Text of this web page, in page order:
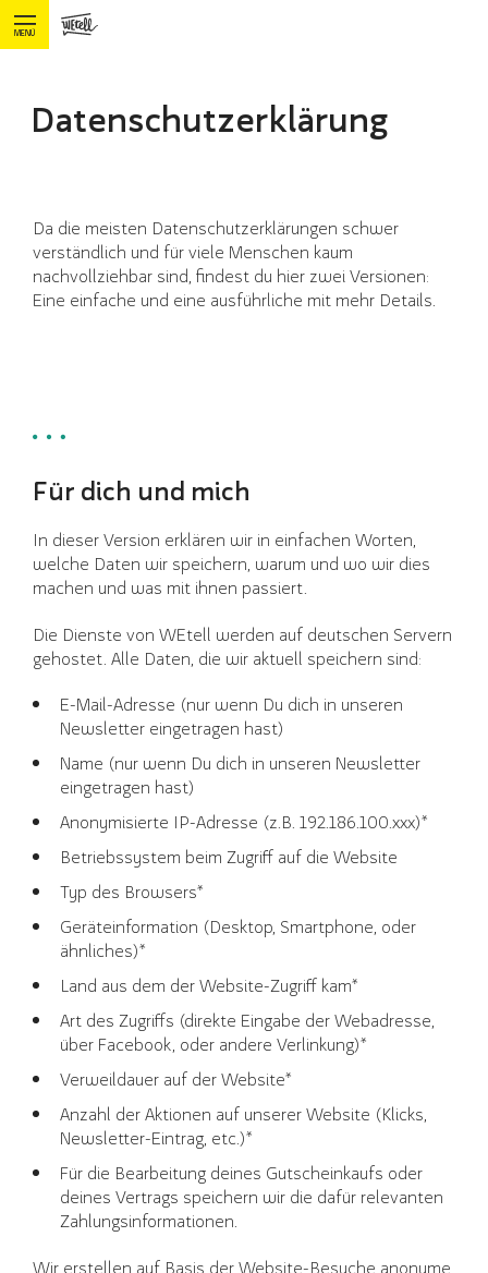
MENÜ
Datenschutzerklärung
Da die meisten Datenschutzerklärungen schwer
verständlich und für viele Menschen kaum
nachvollziehbar sind, findest du hier zwei Versionen:
Eine einfache und eine ausführliche mit mehr Details.
Für dich und mich
In dieser Version erklären wir in einfachen Worten,
welche Daten wir speichern, warum und wo wir dies
machen und was mit ihnen passiert.
Die Dienste von WEtell werden auf deutschen Servern
gehostet. Alle Daten, die wir aktuell speichern sind:
E-Mail-Adresse (nur wenn Du dich in unseren
Newsletter eingetragen hast)
Name (nur wenn Du dich in unseren Newsletter
eingetragen hast)
Anonymisierte IP-Adresse (z.B. 192.186.100.xxx)*
Betriebssystem beim Zugriff auf die Website
Typ des Browsers*
Geräteinformation (Desktop, Smartphone, oder
ähnliches)*
Land aus dem der Website-Zugriff kam*
Art des Zugriffs (direkte Eingabe der Webadresse,
über Facebook, oder andere Verlinkung)*
Verweildauer auf der Website*
Anzahl der Aktionen auf unserer Website (Klicks,
Newsletter-Eintrag, etc.)*
Für die Bearbeitung deines Gutscheinkaufs oder
deines Vertrags speichern wir die dafür relevanten
Zahlungsinformationen.
Wir erstellen auf Basis der Website-Besuche anonyme